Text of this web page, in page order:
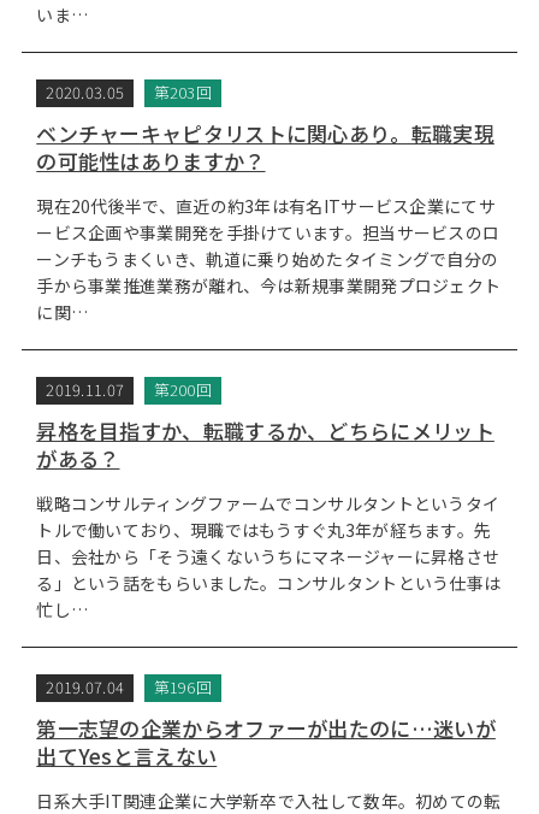
いま…
2020.03.05 第203回
ベンチャーキャピタリストに関心あり。転職実現
の可能性はありますか？
現在20代後半で、直近の約3年は有名ITサービス企業にてサ
ービス企画や事業開発を手掛けています。担当サービスのロ
ーンチもうまくいき、軌道に乗り始めたタイミングで自分の
手から事業推進業務が離れ、今は新規事業開発プロジェクト
に関…
2019.11.07 第200回
昇格を目指すか、転職するか、どちらにメリット
がある？
戦略コンサルティングファームでコンサルタントというタイ
トルで働いており、現職ではもうすぐ丸3年が経ちます。先
日、会社から「そう遠くないうちにマネージャーに昇格させ
る」という話をもらいました。コンサルタントという仕事は
忙し…
2019.07.04 第196回
第一志望の企業からオファーが出たのに…迷いが
出てYesと言えない
日系大手IT関連企業に大学新卒で入社して数年。初めての転